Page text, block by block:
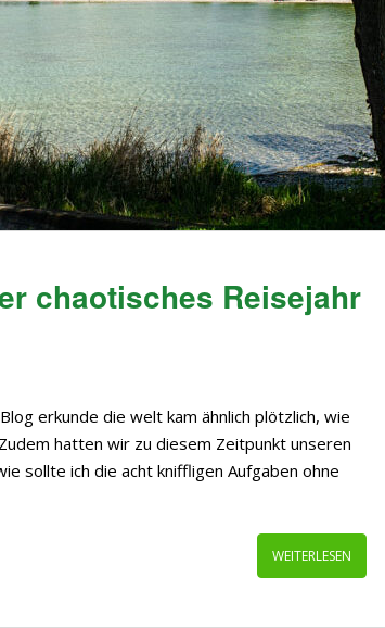
chaotisches Reisejahr
erkunde die welt kam ähnlich plötzlich, wie
hatten wir zu diesem Zeitpunkt unseren
sollte ich die acht kniffligen Aufgaben ohne
WEITERLESEN